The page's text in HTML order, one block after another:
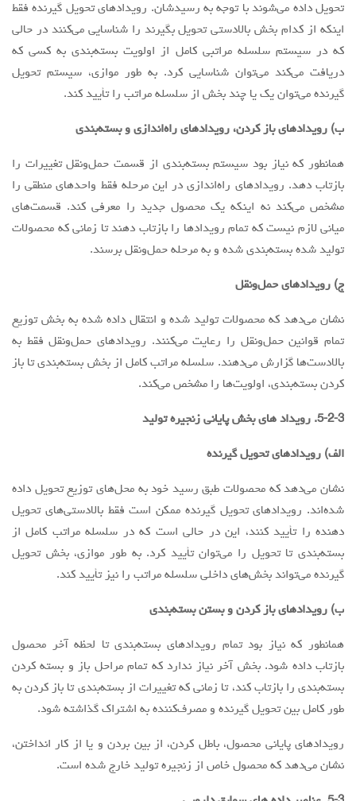
تحویل داده می‌شوند با توجه به رسیدشان. رویدادهای تحویل گیرنده فقط
اینکه از کدام بخش بالادستی تحویل بگیرند را شناسایی می‌کنند در حالی
که در سیستم سلسله مراتبی کامل از اولویت بسته‌بندی به کسی که
دریافت می‌کند می‌توان شناسایی کرد. به طور موازی، سیستم تحویل
گیرنده می‌توان یک یا چند بخش از سلسله مراتب را تأييد کند.
ب) رویدادهای باز کردن، رویدادهای راه‌اندازی و بسته‌بندی
همانطور که نیاز بود سیستم بسته‌بندی از قسمت حمل‌ونقل تغییرات را
بازتاب دهد. رویدادهای راه‌اندازی در این مرحله فقط واحدهای منطقی را
مشخص می‌کند نه اینکه یک محصول جدید را معرفی کند. قسمت‌های
میانی لازم نیست که تمام رویدادها را بازتاب دهند تا زمانی که محصولات
تولید شده بسته‌بندی شده و به مرحله حمل‌ونقل برسند.
ج) رویدادهای حمل‌ونقل
نشان می‌دهد که محصولات تولید شده و انتقال داده شده به بخش توزیع
تمام قوانین حمل‌ونقل را رعایت می‌کنند. رویدادهای حمل‌ونقل فقط به
بالادست‌ها گزارش می‌دهند. سلسله مراتب کامل از بخش بسته‌بندی تا باز
کردن بسته‌بندی، اولویت‌ها را مشخص می‌کند.
5-2-3. رویداد های بخش پایانی زنجیره تولید
الف) رویدادهای تحویل گیرنده
نشان می‌دهد که محصولات طبق رسید خود به محل‌های توزیع تحویل داده
شده‌اند. رویدادهای تحویل گیرنده ممکن است فقط بالادستی‌های تحویل
دهنده را تأييد کنند، این در حالی است که در سلسله مراتب کامل از
بسته‌بندی تا تحویل را می‌توان تأييد کرد. به طور موازی، بخش تحویل
گیرنده می‌تواند بخش‌های داخلی سلسله مراتب را نیز تأييد کند.
ب) رویدادهای باز کردن و بستن بسته‌بندی
همانطور که نیاز بود تمام رویدادهای بسته‌بندی تا لحظه آخر محصول
بازتاب داده شود. بخش آخر نیاز ندارد که تمام مراحل باز و بسته کردن
بسته‌بندی را بازتاب کند، تا زمانی که تغییرات از بسته‌بندی تا باز کردن به
طور کامل بین تحویل گیرنده و مصرف‌کننده به اشتراک گذاشته شود.
رویدادهای پایانی محصول، باطل کردن، از بین بردن و یا از کار انداختن،
نشان می‌دهد که محصول خاص از زنجیره تولید خارج شده است.